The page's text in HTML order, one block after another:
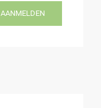
AANMELDEN